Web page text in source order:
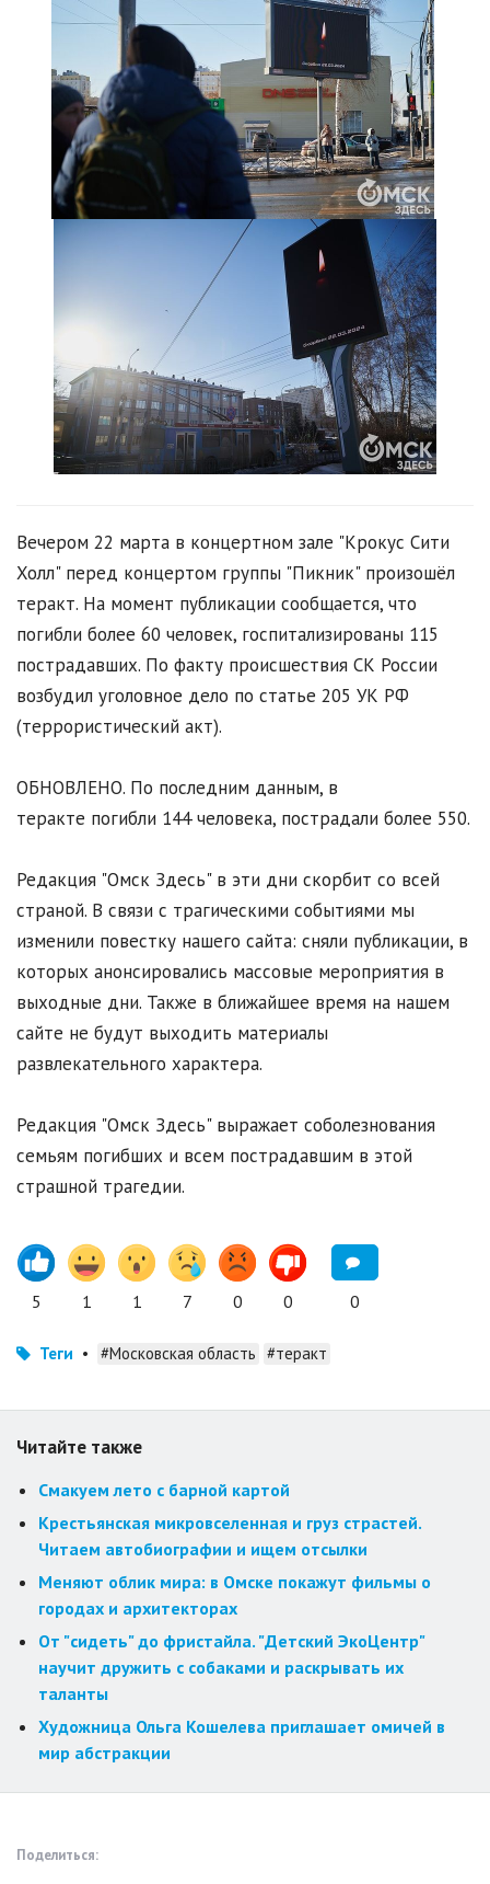
Вечером 22 марта в концертном зале "Крокус Сити
Холл" перед концертом группы "Пикник" произошёл
теракт. На момент публикации сообщается, что
погибли более 60 человек, госпитализированы 115
пострадавших. По факту происшествия СК России
возбудил уголовное дело по статье 205 УК РФ
(террористический акт).
ОБНОВЛЕНО. По последним данным, в
теракте погибли 144 человека, пострадали более 550.
Редакция "Омск Здесь" в эти дни скорбит со всей
страной. В связи с трагическими событиями мы
изменили повестку нашего сайта: сняли публикации, в
которых анонсировались массовые мероприятия в
выходные дни. Также в ближайшее время на нашем
сайте не будут выходить материалы
развлекательного характера.
Редакция "Омск Здесь" выражает соболезнования
семьям погибших и всем пострадавшим в этой
страшной трагедии.
5 1 1 7 0 0 0
Теги • #Московская область #теракт
Читайте также
Смакуем лето с барной картой
Крестьянская микровселенная и груз страстей.
Читаем автобиографии и ищем отсылки
Меняют облик мира: в Омске покажут фильмы о
городах и архитекторах
От "сидеть" до фристайла. "Детский ЭкоЦентр"
научит дружить с собаками и раскрывать их
таланты
Художница Ольга Кошелева приглашает омичей в
мир абстракции
Поделиться: